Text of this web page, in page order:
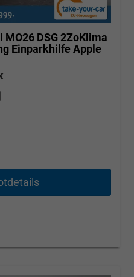
MO26 DSG 2ZoKlima
Einparkhilfe Apple